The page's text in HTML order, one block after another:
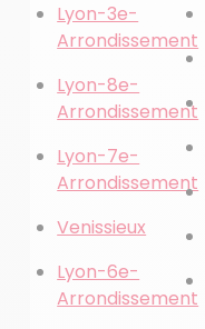
Lyon-3e-
Arrondissement
Lyon-8e-
Arrondissement
Lyon-7e-
Arrondissement
Venissieux
Lyon-6e-
Arrondissement